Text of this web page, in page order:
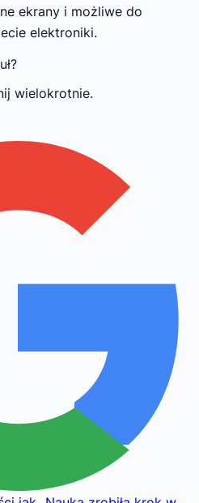
ekrany i możliwe do
elektroniki.
wielokrotnie.